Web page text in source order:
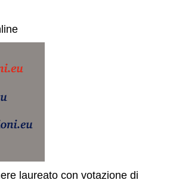
laureato con votazione di